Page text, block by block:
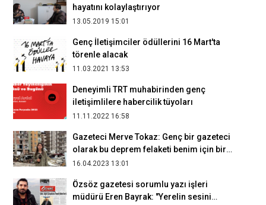
hayatını kolaylaştırıyor
13.05.2019 15:01
Genç İletişimciler ödüllerini 16 Mart'ta
törenle alacak
11.03.2021 13:53
Deneyimli TRT muhabirinden genç
iletişimlilere habercilik tüyoları
11.11.2022 16:58
Gazeteci Merve Tokaz: Genç bir gazeteci
olarak bu deprem felaketi benim için bir
dönüm noktası oldu
16.04.2023 13:01
Özsöz gazetesi sorumlu yazı işleri
müdürü Eren Bayrak: "Yerelin sesini